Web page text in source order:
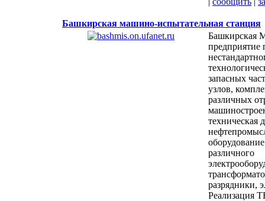
Башкирская машино-испытательная станция
Башкирская
предприятие
запасных
узлов,
различных
техническая
различного
разрядники,
Реализация